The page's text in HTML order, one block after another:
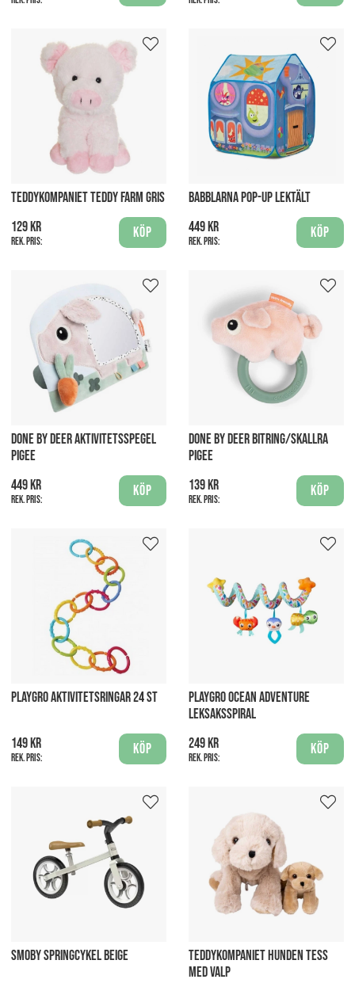
TEDDYKOMPANIET TEDDY FARM GRIS
129 kr
Rek. pris:
Köp
BABBLARNA POP-UP LEKTÄLT
449 kr
Rek. pris:
Köp
DONE BY DEER AKTIVITETSSPEGEL
PIGEE
449 kr
Rek. pris:
Köp
DONE BY DEER BITRING/SKALLRA
PIGEE
139 kr
Rek. pris:
Köp
PLAYGRO AKTIVITETSRINGAR 24 ST
149 kr
Rek. pris:
Köp
PLAYGRO OCEAN ADVENTURE
LEKSAKSSPIRAL
249 kr
Rek. pris:
Köp
SMOBY SPRINGCYKEL BEIGE
TEDDYKOMPANIET HUNDEN TESS
MED VALP